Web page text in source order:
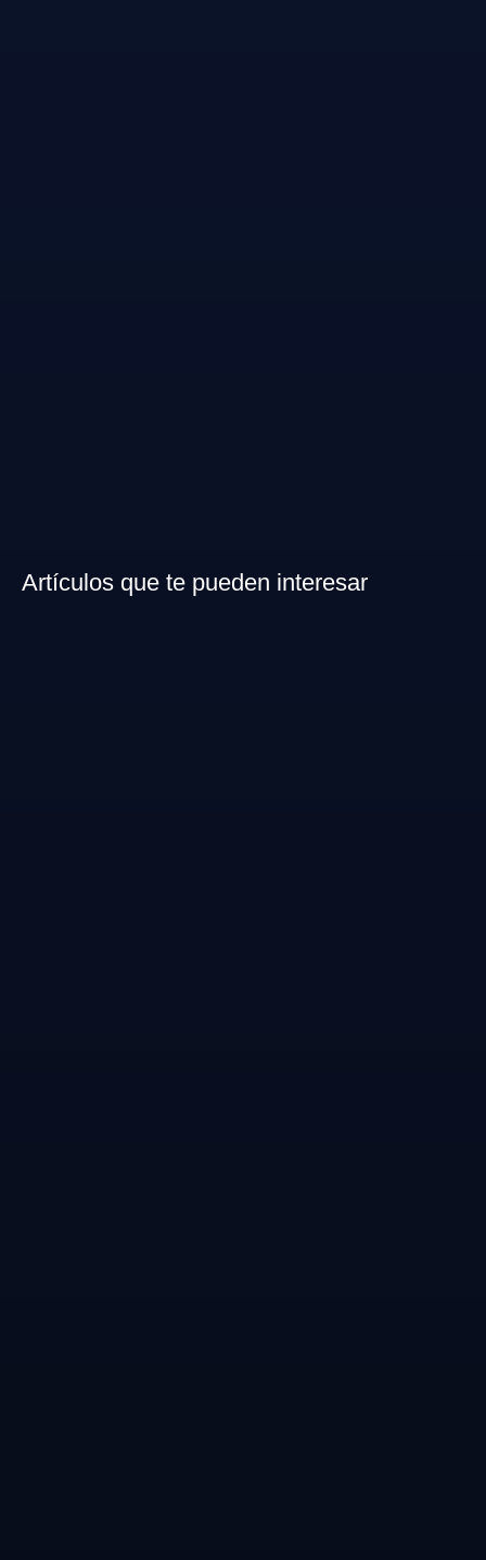
Artículos que te pueden interesar